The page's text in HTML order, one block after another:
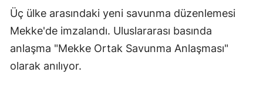
Üç ülke arasındaki yeni savunma düzenlemesi
Mekke'de imzalandı. Uluslararası basında
anlaşma "Mekke Ortak Savunma Anlaşması"
olarak anılıyor.